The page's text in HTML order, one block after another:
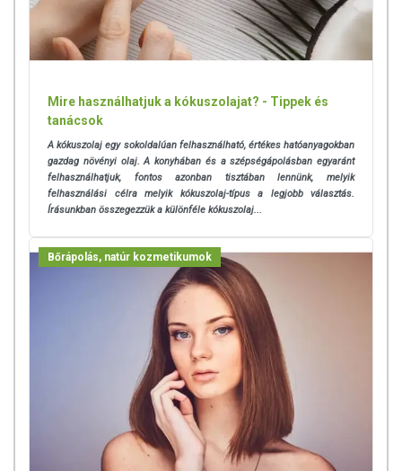
Mire használhatjuk a kókuszolajat? - Tippek és
tanácsok
A kókuszolaj egy sokoldalúan felhasználható, értékes hatóanyagokban
gazdag növényi olaj. A konyhában és a szépségápolásban egyaránt
felhasználhatjuk, fontos azonban tisztában lennünk, melyik
felhasználási célra melyik kókuszolaj-típus a legjobb választás.
Írásunkban összegezzük a különféle kókuszolaj...
Bőrápolás, natúr kozmetikumok